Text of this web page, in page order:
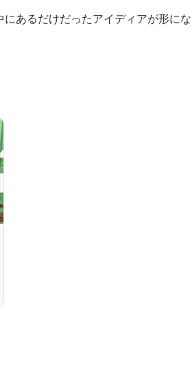
あるだけだったアイディアが形に